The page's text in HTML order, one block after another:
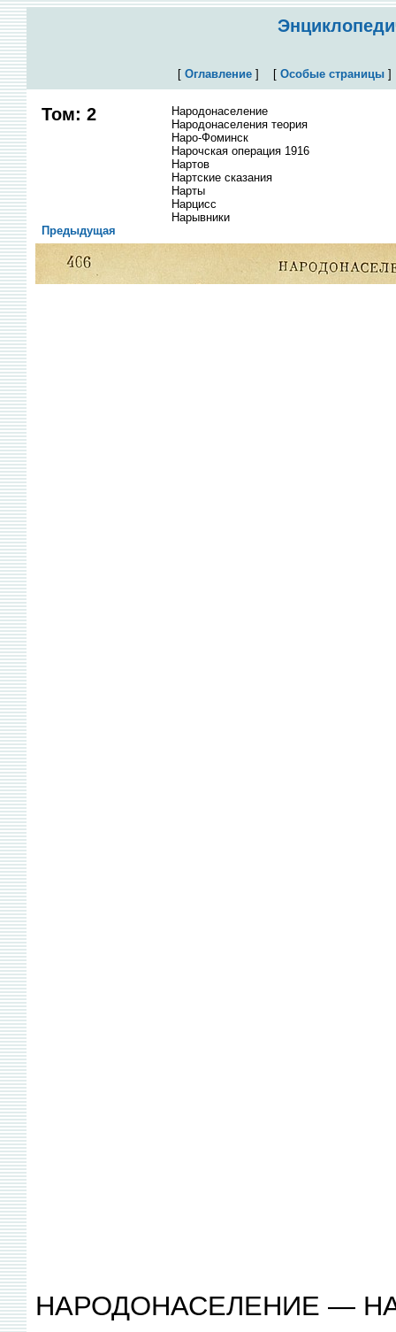
[ Оглавление] [ Особые страницы
Том: 2
Народонаселение
Народонаселения теория
Наро-Фоминск
Нарочская операция 1916
Нартов
Нартские сказания
Нарты
Нарцисс
Нарывники
Предыдущая
НАРОДОНАСЕЛЕНИЕ —